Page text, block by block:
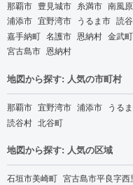
那覇市 豊見城市 糸満市 南風
浦添市 宜野湾市 うるま市 読
嘉手納町 名護市 恩納村 金武町
宮古島市 恩納村
地図から探す: 人気の市町村
那覇市 宜野湾市 浦添市 うる
読谷村 北谷町
地図から探す: 人気の区域
石垣市美崎町 宮古島市平良字西